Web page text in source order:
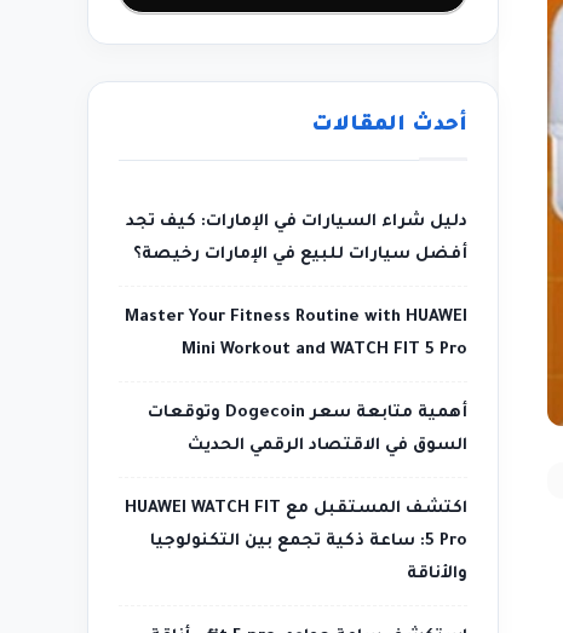
أحدث المقالات
دليل شراء السيارات في الإمارات: كيف تجد
أفضل سيارات للبيع في الإمارات رخيصة؟
Master Your Fitness Routine with HUAWEI
Mini Workout and WATCH FIT 5 Pro
أهمية متابعة سعر Dogecoin وتوقعات
السوق في الاقتصاد الرقمي الحديث
اكتشف المستقبل مع HUAWEI WATCH FIT
5 Pro: ساعة ذكية تجمع بين التكنولوجيا
والأناقة